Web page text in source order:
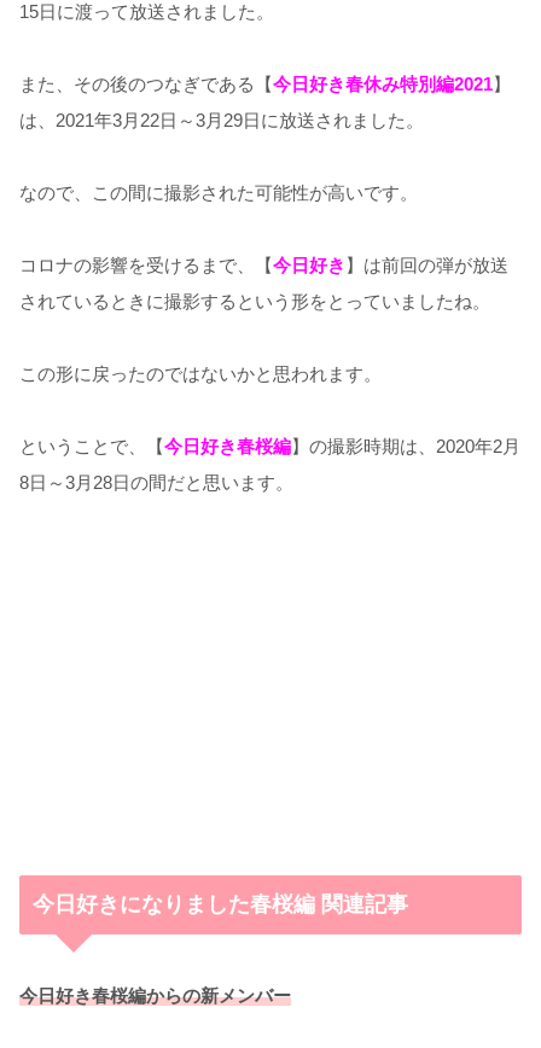
15日に渡って放送されました。
また、その後のつなぎである【今日好き春休み特別編2021】
は、2021年3月22日～3月29日に放送されました。
なので、この間に撮影された可能性が高いです。
コロナの影響を受けるまで、【今日好き 】は前回の弾が放送
されているときに撮影するという形をとっていましたね。
この形に戻ったのではないかと思われます。
ということで、【今日好き春桜編】の撮影時期は、2020年2月
8日～3月28日の間だと思います。
今日好きになりました春桜編 関連記事
今日好き春桜編からの新メンバー